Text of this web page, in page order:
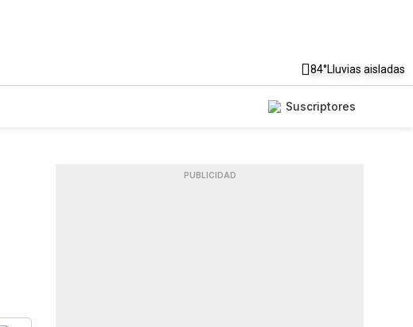
84°Lluvias aisladas
Suscriptores
PUBLICIDAD